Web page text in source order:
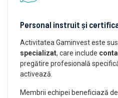
Personal instruit și
Activitatea Gaminvest este
specializat, care include
pregătire profesională
activează.
Membrii echipei beneficiază de